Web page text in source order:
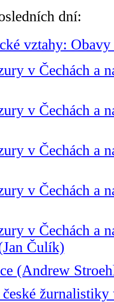
dní:
vztahy:
v Čechách a
v Čechách a
v Čechách a
v Čechách a
v Čechách a
Čulík)
(Andrew